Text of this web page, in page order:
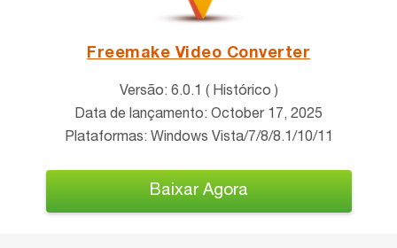
Freemake Video Converter
Versão: 6.0.1 ( Histórico )
Data de lançamento: October 17, 2025
Plataformas: Windows Vista/7/8/8.1/10/11
Baixar Agora